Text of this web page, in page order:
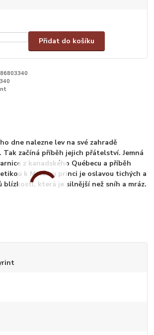
Přidat do košíku
dne nalezne lev na své zahradě
Tak začíná příběh jejich přátelství. Jemná
z kanadského Québecu a příběh
k Malému princi je oslavou tichých a
blízkosti, která je silnější než sníh a mráz.